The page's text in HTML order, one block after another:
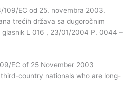
EC od 25. novembra 2003.
trećih država sa dugoročnim
glasnik L 016 , 23/01/2004 P. 0044 –
EC of 25 November 2003
country nationals who are long-